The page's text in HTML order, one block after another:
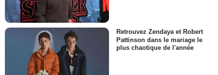
Retrouvez Zendaya et Robert
Pattinson dans le mariage le
plus chaotique de l'année